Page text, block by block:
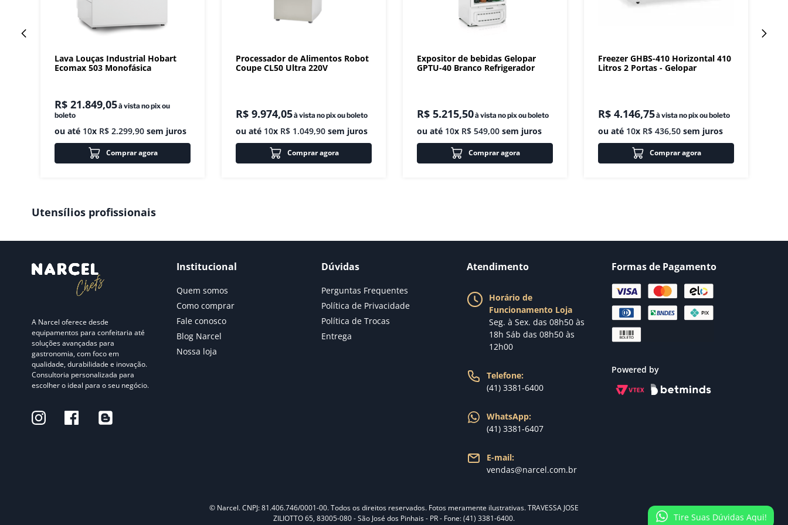
Tire Suas Dúvidas Aqui!
Lava Louças Industrial Hobart
Ecomax 503 Monofásica
R$ 21.849,05à vista no pix ou
boleto
ou até 10x R$ 2.299,90sem juros
Comprar agora
Processador de Alimentos Robot
Coupe CL50 Ultra 220V
R$ 9.974,05à vista no pix ou boleto
ou até 10x R$ 1.049,90sem juros
Comprar agora
Expositor de bebidas Gelopar
GPTU-40 Branco Refrigerador
R$ 5.215,50à vista no pix ou boleto
ou até 10x R$ 549,00sem juros
Comprar agora
Freezer GHBS-410 Horizontal 410
Litros 2 Portas - Gelopar
R$ 4.146,75à vista no pix ou boleto
ou até 10x R$ 436,50sem juros
Comprar agora
Utensílios profissionais
A Narcel oferece desde
equipamentos para confeitaria até
soluções avançadas para
gastronomia, com foco em
qualidade, durabilidade e inovação.
Consultoria personalizada para
escolher o ideal para o seu negócio.
Institucional
Quem somos
Como comprar
Fale conosco
Blog Narcel
Nossa loja
Dúvidas
Perguntas Frequentes
Política de Privacidade
Política de Trocas
Entrega
Atendimento
Horário de
Funcionamento Loja
Seg. à Sex. das 08h50 às
18h Sáb das 08h50 às
12h00
Telefone:
(41) 3381-6400
WhatsApp:
(41) 3381-6407
E-mail:
vendas@narcel.com.br
Formas de Pagamento
Powered by
© Narcel. CNPJ: 81.406.746/0001-00. Todos os direitos reservados. Fotos meramente ilustrativas. TRAVESSA JOSE
ZILIOTTO 65, 83005-080 - São José dos Pinhais - PR - Fone: (41) 3381-6400.